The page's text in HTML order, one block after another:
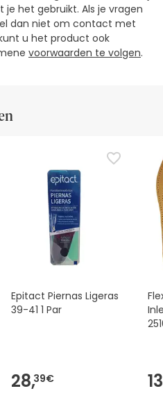
het gebruikt. Als je vragen
dan niet om contact met
u het product ook
voorwaarden te volgen.
Epitact Piernas Ligeras
39-41 1 Par
28,39€